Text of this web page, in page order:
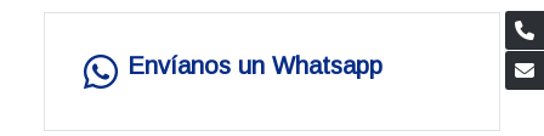
Envíanos un Whatsapp